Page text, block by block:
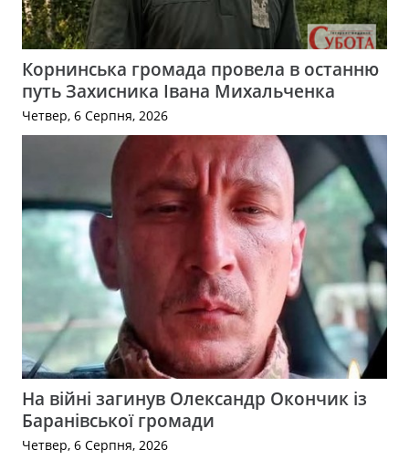
Корнинська громада провела в останню
путь Захисника Івана Михальченка
Четвер, 6 Серпня, 2026
На війні загинув Олександр Окончик із
Баранівської громади
Четвер, 6 Серпня, 2026